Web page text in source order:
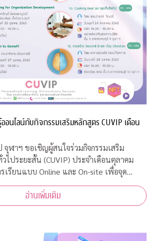
อนไลน์กับกิจกรรมเสริมหลักสูตร CUVIP เดือน
จุฬาฯ ขอเชิญผู้สนใจร่วมกิจกรรมเสริม
ไประยะสั้น (CUVIP) ประจำเดือนตุลาคม
เรียนแบบ Online และ On-site เพื่อจุด
ย่างสร้างสรรค์ เสริมสร้างแรงบันดาลใจในการ
พร้อมสู่โลกการทำ
อ่านเพิ่มเติม